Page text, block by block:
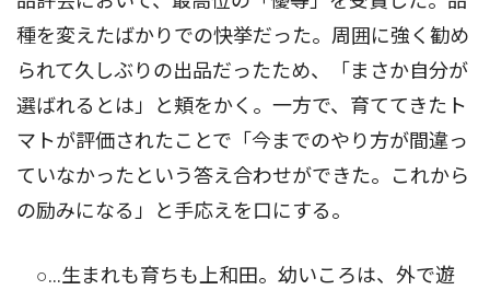
種を変えたばかりでの快挙だった。周囲に強く勧め
られて久しぶりの出品だったため、「まさか自分が
選ばれるとは」と頬をかく。一方で、育ててきたト
マトが評価されたことで「今までのやり方が間違っ
ていなかったという答え合わせができた。これから
の励みになる」と手応えを口にする。
○…生まれも育ちも上和田。幼いころは、外で遊